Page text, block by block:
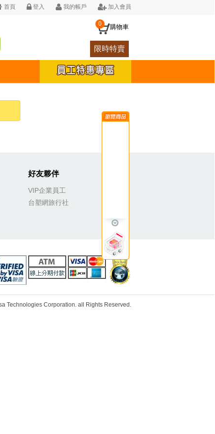
首頁 登入 我的帳戶 加入會員
0 購物車
限時特賣
好友夥伴
VIP企業員工
台塑網旅行社
Technologies Corporation. all Rights Reserved.